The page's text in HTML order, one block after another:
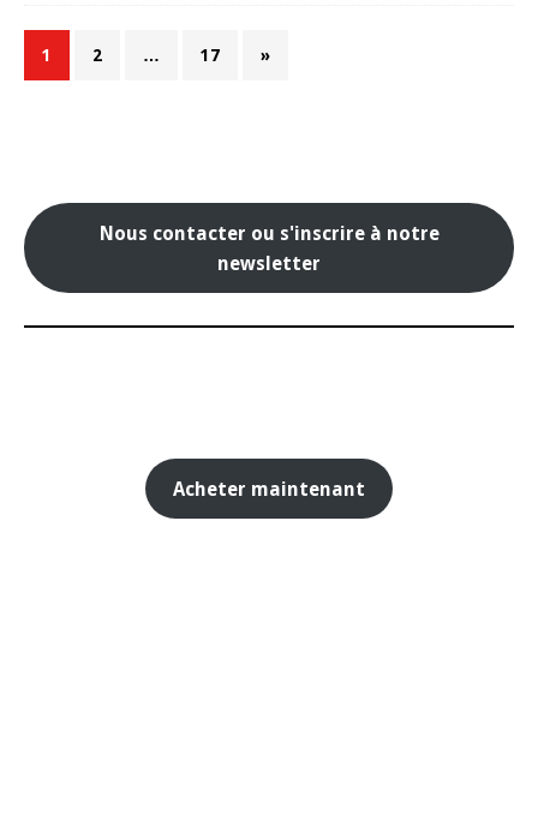
1 2 … 17 »
Nous contacter ou s'inscrire à notre
newsletter
Acheter maintenant